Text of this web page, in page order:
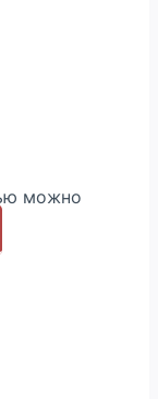
можно